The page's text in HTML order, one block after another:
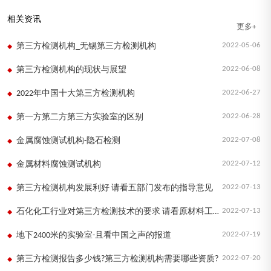
相关资讯
更多+
2022-05-06
第三方检测机构_无锡第三方检测机构
2022-06-08
第三方检测机构的现状与展望
2022-06-27
2022年中国十大第三方检测机构
2022-06-28
第一方第二方第三方实验室的区别
2022-07-08
金属腐蚀测试机构-隐石检测
2022-07-12
金属材料腐蚀测试机构
2022-07-13
第三方检测机构发展利好 请看五部门发布的指导意见
2022-07-13
石化化工行业对第三方检测技术的要求 请看原材料工业司的指导意见
2022-07-19
地下2400米的实验室-且看中国之声的报道
2022-07-20
第三方检测报告多少钱?第三方检测机构需要哪些资质?